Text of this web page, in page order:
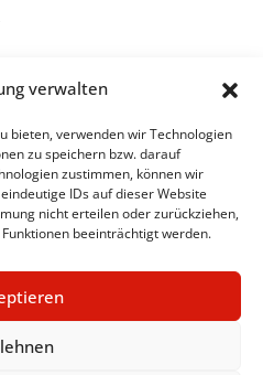
verwalten
bieten, verwenden wir Technologien
zu speichern bzw. darauf
zustimmen, können wir
IDs auf dieser Website
nicht erteilen oder zurückziehen,
beeinträchtigt werden.
Datenschutzerklärung